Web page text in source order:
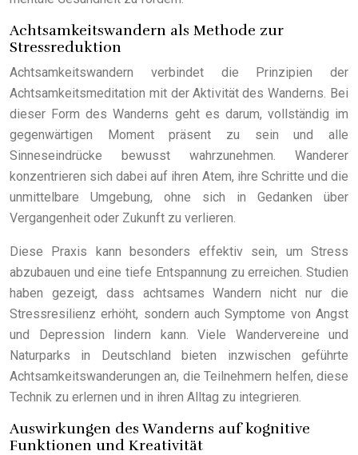
Achtsamkeitswandern als Methode zur
Stressreduktion
Achtsamkeitswandern verbindet die Prinzipien der
Achtsamkeitsmeditation mit der Aktivität des Wanderns. Bei
dieser Form des Wanderns geht es darum, vollständig im
gegenwärtigen Moment präsent zu sein und alle
Sinneseindrücke bewusst wahrzunehmen. Wanderer
konzentrieren sich dabei auf ihren Atem, ihre Schritte und die
unmittelbare Umgebung, ohne sich in Gedanken über
Vergangenheit oder Zukunft zu verlieren.
Diese Praxis kann besonders effektiv sein, um Stress
abzubauen und eine tiefe Entspannung zu erreichen. Studien
haben gezeigt, dass achtsames Wandern nicht nur die
Stressresilienz erhöht, sondern auch Symptome von Angst
und Depression lindern kann. Viele Wandervereine und
Naturparks in Deutschland bieten inzwischen geführte
Achtsamkeitswanderungen an, die Teilnehmern helfen, diese
Technik zu erlernen und in ihren Alltag zu integrieren.
Auswirkungen des Wanderns auf kognitive
Funktionen und Kreativität